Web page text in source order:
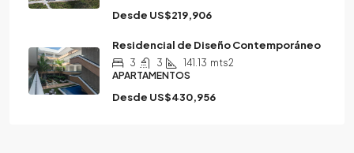
Desde US$219,906
Residencial de Diseño Contemporáneo
3 3 141.13 mts2
APARTAMENTOS
Desde US$430,956